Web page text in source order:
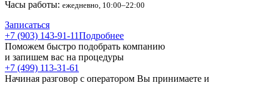
Часы работы: ежедневно, 10:00–22:00
Записаться
+7 (903) 143-91-11Подробнее
Поможем быстро подобрать компанию
и запишем вас на процедуры
+7 (499) 113-31-61
Начиная разговор с оператором Вы принимаете и